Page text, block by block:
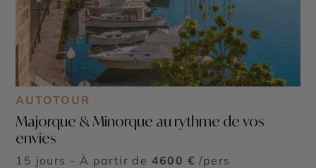
AUTOTOUR
Majorque & Minorque au rythme de vos
envies
15 jours - À partir de 4600 € /pers